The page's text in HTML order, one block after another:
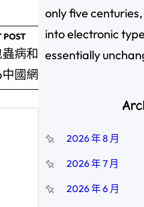
POST
病和
國網
only five
into electronic
essentially
2026 年 8 月
2026 年 7 月
2026 年 6 月